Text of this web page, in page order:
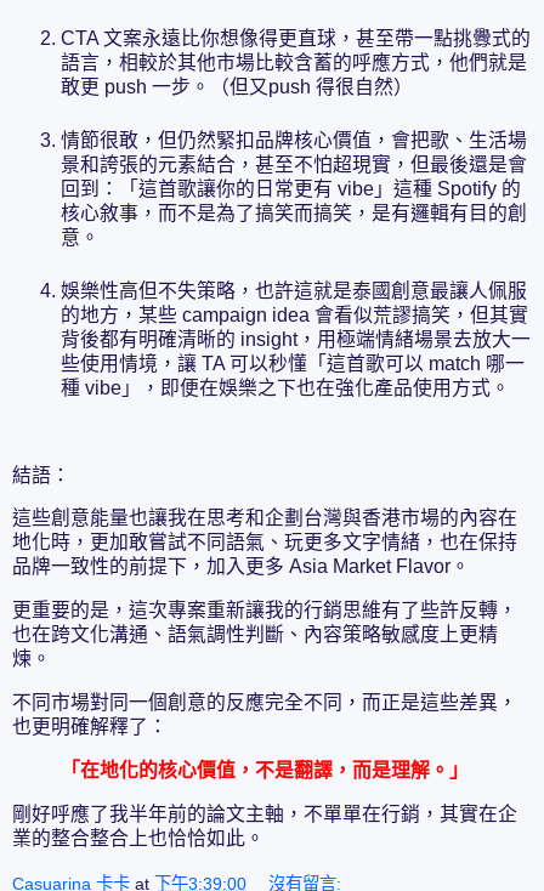
CTA 文案永遠比你想像得更直球，甚至帶一點挑釁式的
語言，相較於其他市場比較含蓄的呼應方式，他們就是
敢更 push 一步。（但又push 得很自然）
情節很敢，但仍然緊扣品牌核心價值，會把歌、生活場
景和誇張的元素結合，甚至不怕超現實，但最後還是會
回到：「這首歌讓你的日常更有 vibe」這種 Spotify 的
核心敘事，而不是為了搞笑而搞笑，是有邏輯有目的創
意。
娛樂性高但不失策略，也許這就是泰國創意最讓人佩服
的地方，某些 campaign idea 會看似荒謬搞笑，但其實
背後都有明確清晰的 insight，用極端情緒場景去放大一
些使用情境，讓 TA 可以秒懂「這首歌可以 match 哪一
種 vibe」，即便在娛樂之下也在強化產品使用方式。
結語：
這些創意能量也讓我在思考和企劃台灣與香港市場的內容在
地化時，更加敢嘗試不同語氣、玩更多文字情緒，也在保持
品牌一致性的前提下，加入更多 Asia Market Flavor。
更重要的是，這次專案重新讓我的行銷思維有了些許反轉，
也在跨文化溝通、語氣調性判斷、內容策略敏感度上更精
煉。
不同市場對同一個創意的反應完全不同，而正是這些差異，
也更明確解釋了：
「在地化的核心價值，不是翻譯，而是理解。」
剛好呼應了我半年前的論文主軸，不單單在行銷，其實在企
業的整合整合上也恰恰如此。
Casuarina 卡卡 at 下午3:39:00 沒有留言: